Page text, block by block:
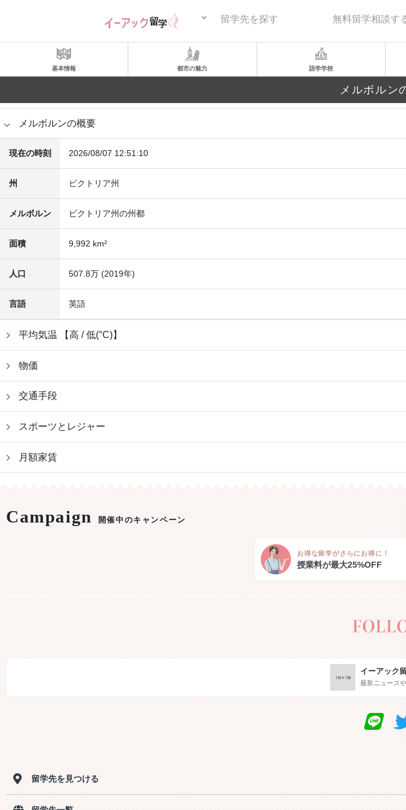
留学先を探す 無料留学相談す
基本情報 都市の魅力 語学学校
メルボルン
メルボルンの概要
現在の時刻 2026/08/07 12:51:10
州 ビクトリア州
メルボルン ビクトリア州の州都
面積 9,992 km²
人口 507.8万 (2019年)
言語 英語
平均気温 【高 / 低(°C)】
物価
交通手段
スポーツとレジャー
月額家賃
開催中のキャンペーン
お得な留学がさらにお得に！
授業料が最大25%OFF
イーアック
最新ニュース
留学先を見つける